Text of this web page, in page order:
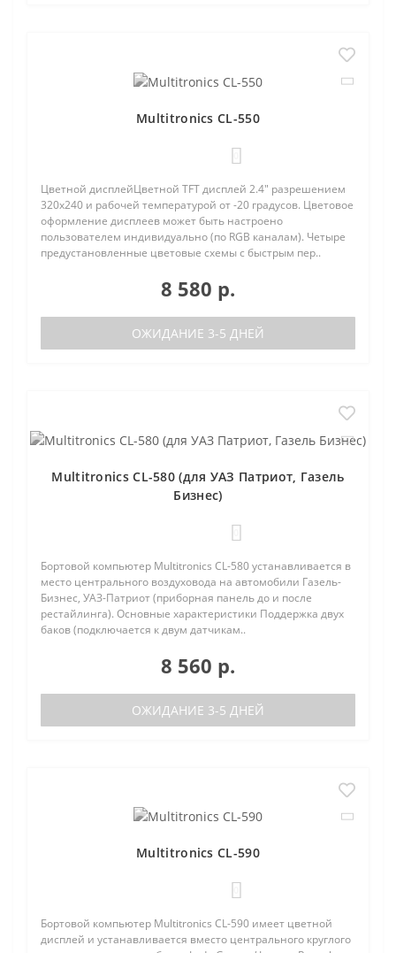
Multitronics CL-550
Цветной дисплейЦветной TFT дисплей 2.4" разрешением
320х240 и рабочей температурой от -20 градусов. Цветовое
оформление дисплеев может быть настроено
пользователем индивидуально (по RGB каналам). Четыре
предустановленные цветовые схемы с быстрым пер..
8 580 р.
ОЖИДАНИЕ 3-5 ДНЕЙ
Multitronics CL-580 (для УАЗ Патриот, Газель
Бизнес)
Бортовой компьютер Multitronics CL-580 устанавливается в
место центрального воздуховода на автомобили Газель-
Бизнес, УАЗ-Патриот (приборная панель до и после
рестайлинга). Основные характеристики Поддержка двух
баков (подключается к двум датчикам..
8 560 р.
ОЖИДАНИЕ 3-5 ДНЕЙ
Multitronics CL-590
Бортовой компьютер Multitronics CL-590 имеет цветной
дисплей и устанавливается вместо центрального круглого